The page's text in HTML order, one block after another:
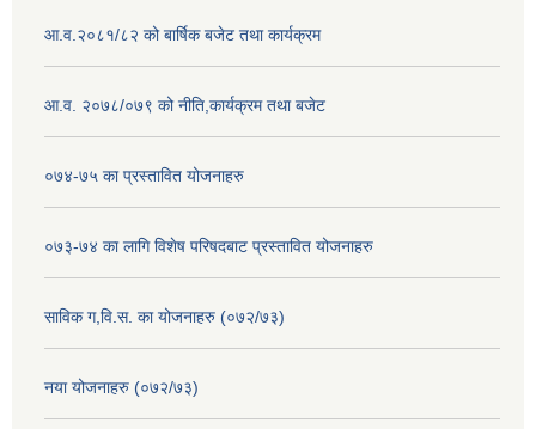
आ.व.२०८१/८२ को बार्षिक बजेट तथा कार्यक्रम
आ.व. २०७८/०७९ को नीति,कार्यक्रम तथा बजेट
०७४-७५ का प्रस्तावित योजनाहरु
०७३-७४ का लागि विशेष परिषदबाट प्रस्तावित योजनाहरु
साविक ग,वि.स. का योजनाहरु (०७२/७३)
नया योजनाहरु (०७२/७३)